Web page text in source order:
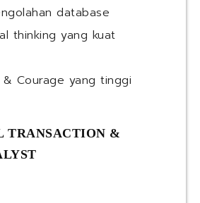
database
thinking yang kuat
& Courage yang tinggi
TRANSACTION &